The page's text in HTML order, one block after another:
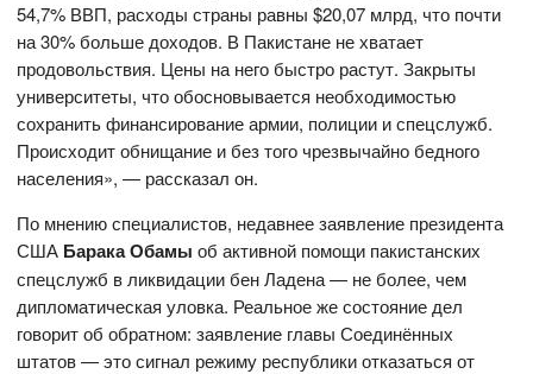
54,7% ВВП, расходы страны равны $20,07 млрд, что почти
на 30% больше доходов. В Пакистане не хватает
продовольствия. Цены на него быстро растут. Закрыты
университеты, что обосновывается необходимостью
сохранить финансирование армии, полиции и спецслужб.
Происходит обнищание и без того чрезвычайно бедного
населения», — рассказал он.
По мнению специалистов, недавнее заявление президента
США Барака Обамы об активной помощи пакистанских
спецслужб в ликвидации бен Ладена — не более, чем
дипломатическая уловка. Реальное же состояние дел
говорит об обратном: заявление главы Соединённых
штатов — это сигнал режиму республики отказаться от